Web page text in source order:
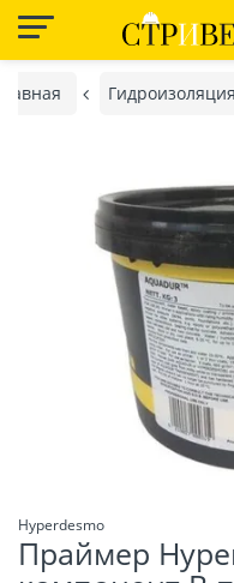
Гидроизоляция
Hyperdesmo
Праймер